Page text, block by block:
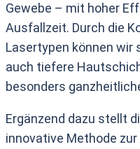
Gewebe – mit hoher
Ausfallzeit. Durch die
Lasertypen können wir
auch tiefere
besonders
Ergänzend dazu stellt
innovative Methode